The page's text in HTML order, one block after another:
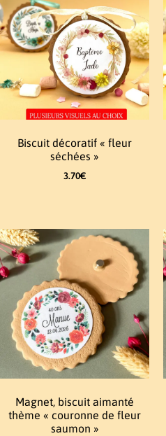
Biscuit décoratif « fleur
séchées »
3.70€
Magnet, biscuit aimanté
thème « couronne de fleur
saumon »